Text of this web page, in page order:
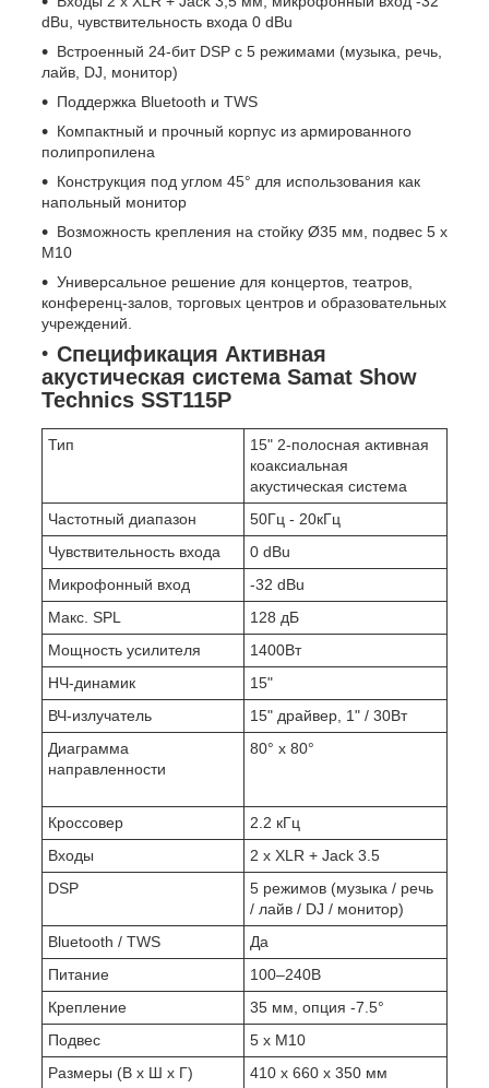
dBu, чувствительность входа 0 dBu
Встроенный 24-бит DSP с 5 режимами (музыка, речь,
лайв, DJ, монитор)
Поддержка Bluetooth и TWS
Компактный и прочный корпус из армированного
полипропилена
Конструкция под углом 45° для использования как
напольный монитор
Возможность крепления на стойку Ø35 мм, подвес 5 x
M10
Универсальное решение для концертов, театров,
конференц-залов, торговых центров и образовательных
учреждений.
Спецификация Активная
акустическая система Samat Show
Technics SST115P
Тип
15" 2-полосная активная
коаксиальная
акустическая система
Частотный диапазон
50Гц - 20кГц
Чувствительность входа
0 dBu
Микрофонный вход
-32 dBu
Макс. SPL
128 дБ
Мощность усилителя
1400Вт
НЧ-динамик
15"
ВЧ-излучатель
15" драйвер, 1" / 30Вт
Диаграмма
направленности
80° x 80°
Кроссовер
2.2 кГц
Входы
2 x XLR + Jack 3.5
DSP
5 режимов (музыка / речь
/ лайв / DJ / монитор)
Bluetooth / TWS
Да
Питание
100–240В
Крепление
35 мм, опция -7.5°
Подвес
5 x M10
Размеры (В x Ш x Г)
410 x 660 x 350 мм